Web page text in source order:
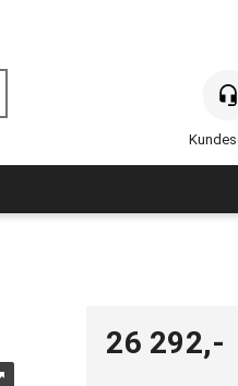
26 292,-